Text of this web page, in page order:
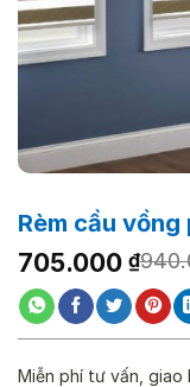
Rèm cầu vồng
Giá
gốc
là:
940.000 ₫.
705.000 ₫
Giá
hiện
tại
là:
705.000 ₫.
Miễn phí tư vấn, giao